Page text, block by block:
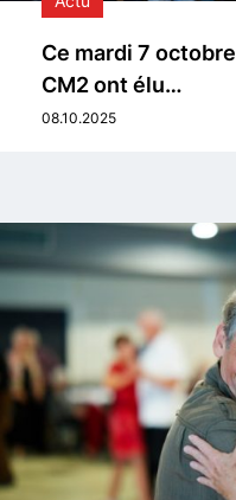
Ce mardi 7
CM2 ont élu…
08.10.2025